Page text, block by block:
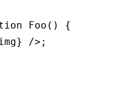
Foo () {
/>;